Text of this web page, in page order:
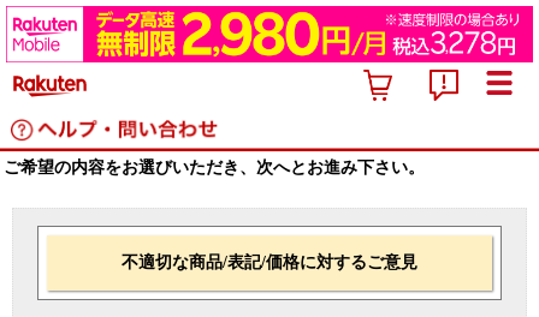
ご希望の内容をお選びいただき、次へとお進み下さい。
不適切な商品/表記/価格に対するご意見